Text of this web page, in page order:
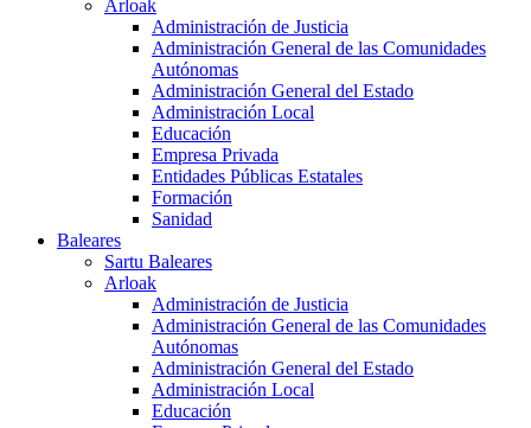
Arloak
Administración de Justicia
Administración General de las Comunidades
Autónomas
Administración General del Estado
Administración Local
Educación
Empresa Privada
Entidades Públicas Estatales
Formación
Sanidad
Baleares
Sartu Baleares
Arloak
Administración de Justicia
Administración General de las Comunidades
Autónomas
Administración General del Estado
Administración Local
Educación